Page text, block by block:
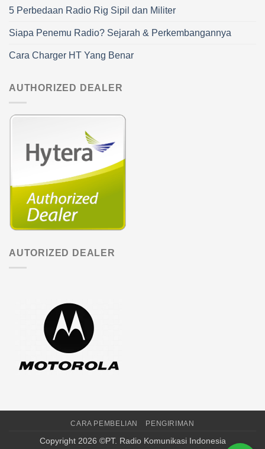
5 Perbedaan Radio Rig Sipil dan Militer
Siapa Penemu Radio? Sejarah & Perkembangannya
Cara Charger HT Yang Benar
AUTHORIZED DEALER
AUTORIZED DEALER
CARA PEMBELIAN PENGIRIMAN
Copyright 2026 ©PT. Radio Komunikasi Indonesia